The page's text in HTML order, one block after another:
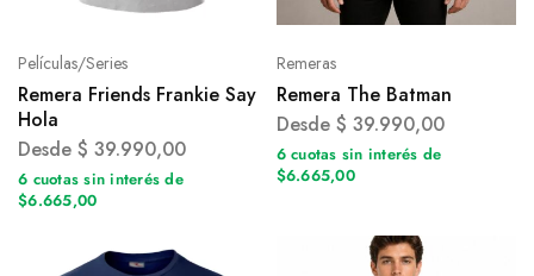
Películas/Series
Remera Friends Frankie Say
Hola
Desde $ 39.990,00
6 cuotas sin interés de
$6.665,00
Remeras
Remera The Batman
Desde $ 39.990,00
6 cuotas sin interés de
$6.665,00